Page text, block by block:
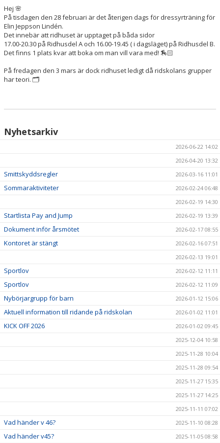
HÄSTAR
KALENDER
Hej 🌸
På tisdagen den 28 februari är det återigen dags för dressyrträning för
Elin Jeppson Lindén.
Det innebär att ridhuset är upptaget på båda sidor
17.00-20.30 på Ridhusdel A och 16.00-19.45 ( i dagsläget) på Ridhusdel B.
Det finns 1 plats kvar att boka om man vill vara med! 🏇🏻
På fredagen den 3 mars är dock ridhuset ledigt då ridskolans grupper
har teori. 🗂️
Nyhetsarkiv
2026-06-22 14:02
2026-04-20 13:32
Smittskyddsregler 2026-03-16 11:01
Sommaraktiviteter
2026-02-24 06:48
2026-02-19 14:30
Startlista Pay and Jump 2026-02-19 13:39
Dokument inför årsmötet 2026-02-17 08:55
Kontoret är stängt
2026-02-16 07:51
2026-02-13 19:01
Sportlov 2026-02-12 11:11
Sportlov 2026-02-12 11:09
Nybörjargrupp för barn 2026-01-12 15:06
Aktuell information till ridande på ridskolan 2026-01-02 11:01
KICK OFF 2026
2026-01-02 09:45
2025-12-04 10:58
2025-11-28 10:04
2025-11-28 09:54
2025-11-27 15:35
2025-11-27 14:25
2025-11-11 07:02
Vad händer v 46? 2025-11-10 08:28
Vad händer v45? 2025-11-05 08:58